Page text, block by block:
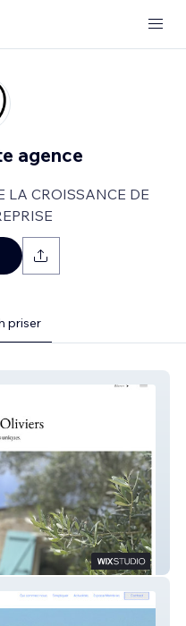
agence
LA CROISSANCE DE
priser